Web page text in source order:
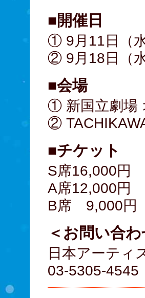
■開催日
① 9月11日（
② 9月18日（
■会場
① 新国立劇場
②
■チケット
S席16,000円
A席12,000円
B席 9,000円
＜お問い合わ
日本アーティ
03-5305-4545